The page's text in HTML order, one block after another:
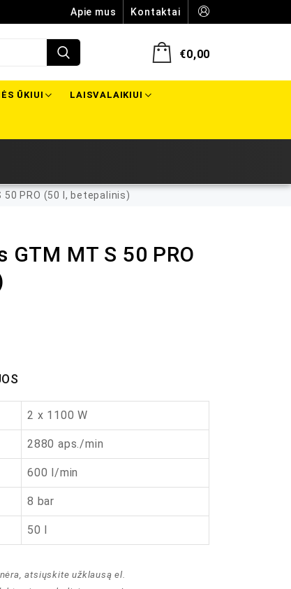
Apie mus Kontaktai
€0,00
ŪKIUI LAISVALAIKIUI
PRO (50 l, betepalinis)
MT S 50 PRO
2 x 1100 W
2880 aps./min
600 l/min
8 bar
50 l
atsiųskite užklausą el.